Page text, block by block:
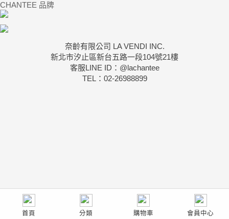
CHANTEE 品牌
奈齡有限公司 LA VENDI INC.
新北市汐止區新台五路一段104號21樓
客服LINE ID：@lachantee
TEL：02-26988899
首頁 分類 購物車 會員中心